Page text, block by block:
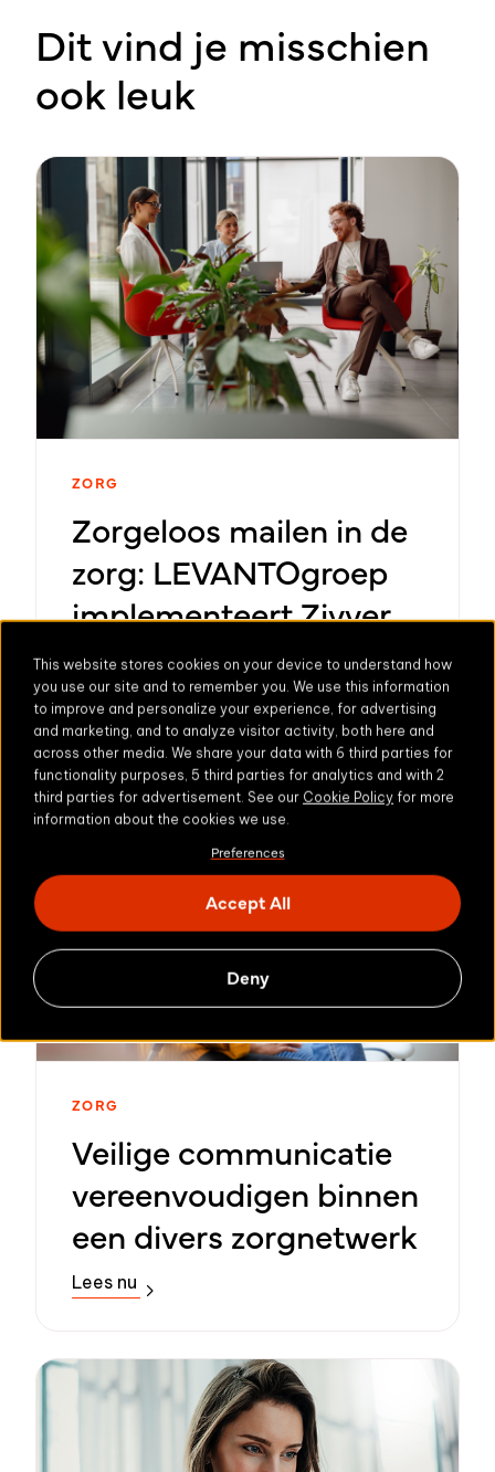
This website stores cookies on your device to understand how
you use our site and to remember you. We use this information
to improve and personalize your experience, for advertising
and marketing, and to analyze visitor activity, both here and
across other media. We share your data with 6 third parties for
functionality purposes, 5 third parties for analytics and with 2
third parties for advertisement. See our Cookie Policy for more
information about the cookies we use.
Preferences
Accept All
Deny
Dit vind je misschien
ook leuk
ZORG
Zorgeloos mailen in de
zorg: LEVANTOgroep
implementeert Zivver
succesvol
Lees nu
ZORG
Veilige communicatie
vereenvoudigen binnen
een divers zorgnetwerk
Lees nu